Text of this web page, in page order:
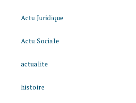
Actu Juridique
Actu Sociale
actualite
histoire